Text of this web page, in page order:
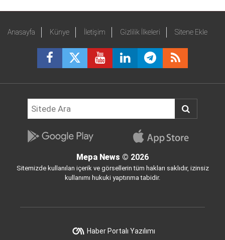
Anasayfa Künye İletişim Gizlilik İlkeleri Sitene Ekle
Mepa News © 2026
Sitemizde kullanılan içerik ve görsellerin tüm hakları saklıdır, izinsiz
kullanımı hukuki yaptırıma tabidir.
Haber Portalı Yazılımı